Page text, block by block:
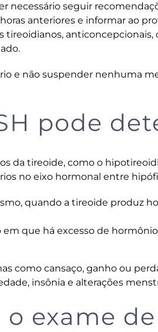
necessário seguir
anteriores e informar ao
anticoncepcionais,
e não suspender nenhuma
pode
da tireoide, como o
no eixo hormonal entre
quando a tireoide produz
que há excesso de
como cansaço, ganho ou
insônia e alterações
exame de